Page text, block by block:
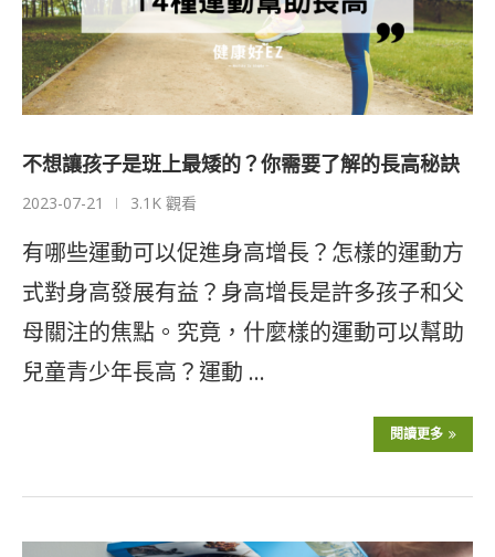
不想讓孩子是班上最矮的？你需要了解的長高秘訣
2023-07-21 3.1K 觀看
有哪些運動可以促進身高增長？怎樣的運動方
式對身高發展有益？身高增長是許多孩子和父
母關注的焦點。究竟，什麼樣的運動可以幫助
兒童青少年長高？運動 …
閱讀更多